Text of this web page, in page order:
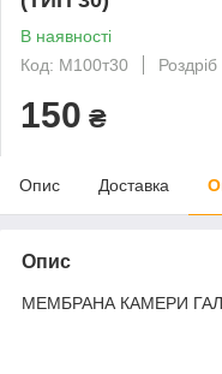
В наявності
Код: М100т30
Роздріб
150 ₴
Опис Доставка
Опис
МЕМБРАНА КАМЕРИ